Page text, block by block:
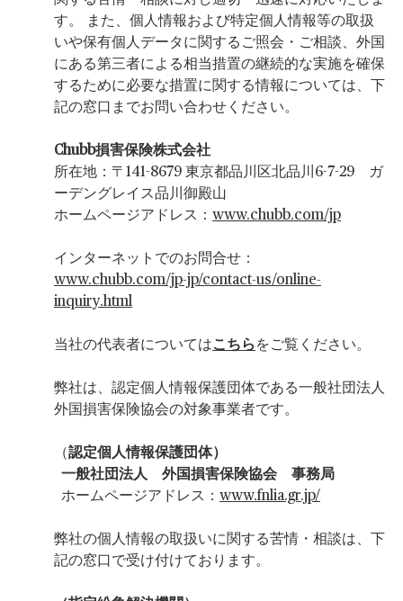
す。
また、個人情報および特定個人情報等の取扱
いや保有個人データに関するご照会・ご相談、外国
にある第三者による相当措置の継続的な実施を確保
するために必要な措置に関する情報については、下
記の窓口までお問い合わせください。
Chubb損害保険株式会社
所在地：〒141-8679 東京都品川区北品川6-7-29 ガ
ーデングレイス品川御殿山
ホームページアドレス： www.chubb.com/jp
インターネットでのお問合せ：
www.chubb.com/jp-jp/contact-us/online-
inquiry.html
当社の代表者についてはこちら をご覧ください。
弊社は、認定個人情報保護団体である一般社団法人
外国損害保険協会の対象事業者です。
（認定個人情報保護団体）
一般社団法人 外国損害保険協会 事務局
ホームページアドレス： www.fnlia.gr.jp/
弊社の個人情報の取扱いに関する苦情・相談は、下
記の窓口で受け付けております。